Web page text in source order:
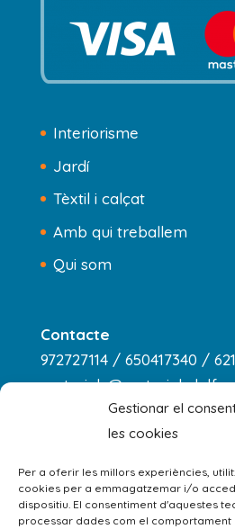
Gestionar el
les cookies
Per a oferir les millors experiències,
cookies per a emmagatzemar i/o
dispositiu. El consentiment d'aquestes
processar dades com el comportament
Interiorisme
Jardí
Tèxtil i calçat
Amb qui treballem
Qui som
Contacte
972727114 / 650417340 /
dilluns a dijous
8:00 - 13:00 / 14:00 - 18:00